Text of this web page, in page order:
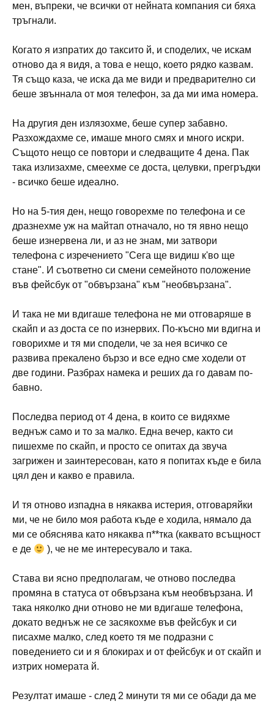
мен, въпреки, че всички от нейната компания си бяха
тръгнали.
Когато я изпратих до таксито й, и споделих, че искам
отново да я видя, а това е нещо, което рядко казвам.
Тя също каза, че иска да ме види и предварително си
беше звъннала от моя телефон, за да ми има номера.
На другия ден излязохме, беше супер забавно.
Разхождахме се, имаше много смях и много искри.
Същото нещо се повтори и следващите 4 дена. Пак
така излизахме, смеехме се доста, целувки, прегръдки
- всичко беше идеално.
Но на 5-тия ден, нещо говорехме по телефона и се
дразнехме уж на майтап отначало, но тя явно нещо
беше изнервена ли, и аз не знам, ми затвори
телефона с изречението "Сега ще видиш к'во ще
стане". И съответно си смени семейното положение
във фейсбук от "обвързана" към "необвързана".
И така не ми вдигаше телефона не ми отговаряше в
скайп и аз доста се по изнервих. По-късно ми вдигна и
говорихме и тя ми сподели, че за нея всичко се
развива прекалено бързо и все едно сме ходели от
две години. Разбрах намека и реших да го давам по-
бавно.
Последва период от 4 дена, в които се видяхме
веднъж само и то за малко. Една вечер, както си
пишехме по скайп, и просто се опитах да звуча
загрижен и заинтересован, като я попитах къде е била
цял ден и какво е правила.
И тя отново изпадна в някаква истерия, отговаряйки
ми, че не било моя работа къде е ходила, нямало да
ми се обяснява като някаква п**тка (каквато всъщност
е де
), че не ме интересувало и така.
Става ви ясно предполагам, че отново последва
промяна в статуса от обвързана към необвързана. И
така няколко дни отново не ми вдигаше телефона,
докато веднъж не се засякохме във фейсбук и си
писахме малко, след което тя ме подразни с
поведението си и я блокирах и от фейсбук и от скайп и
изтрих номерата й.
Резултат имаше - след 2 минути тя ми се обади да ме